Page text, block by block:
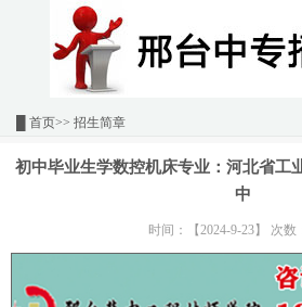
首页>> 招生简章
初中毕业生学数控机床专业：河北省工
中
时间：【2024-9-23】 次数